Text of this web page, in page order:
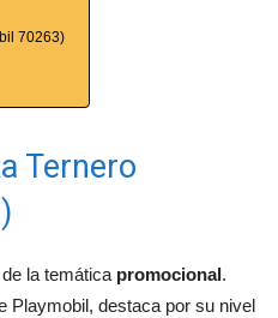
70263)
Ternero
la temática promocional.
Playmobil, destaca por su nivel